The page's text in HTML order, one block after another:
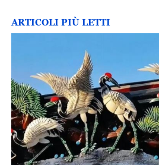
ARTICOLI PIÙ LETTI